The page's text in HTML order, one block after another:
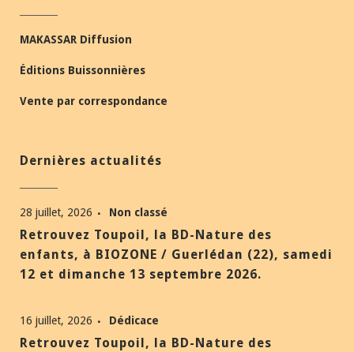
MAKASSAR Diffusion
Éditions Buissonnières
Vente par correspondance
Dernières actualités
28 juillet, 2026 Non classé
Retrouvez Toupoil, la BD-Nature des
enfants, à BIOZONE / Guerlédan (22), samedi
12 et dimanche 13 septembre 2026.
16 juillet, 2026 Dédicace
Retrouvez Toupoil, la BD-Nature des